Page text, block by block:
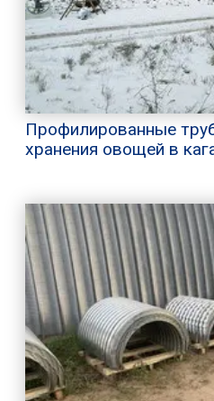
Профилированные
хранения овощей в